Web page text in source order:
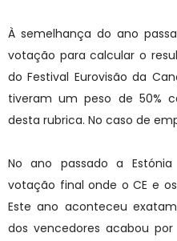
À semelhança do ano
votação para calcular o
do Festival Eurovisão da
tiveram um peso de 50%
desta rubrica. No caso de
No ano passado a
votação final onde o CE e
Este ano aconteceu
dos vencedores acabou